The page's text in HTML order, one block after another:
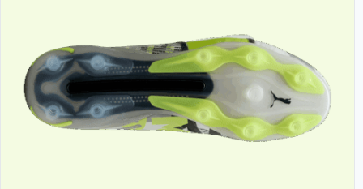
Produktseite
gewählt
werden